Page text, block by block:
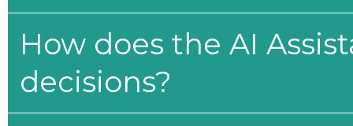
How does the AI
decisions?